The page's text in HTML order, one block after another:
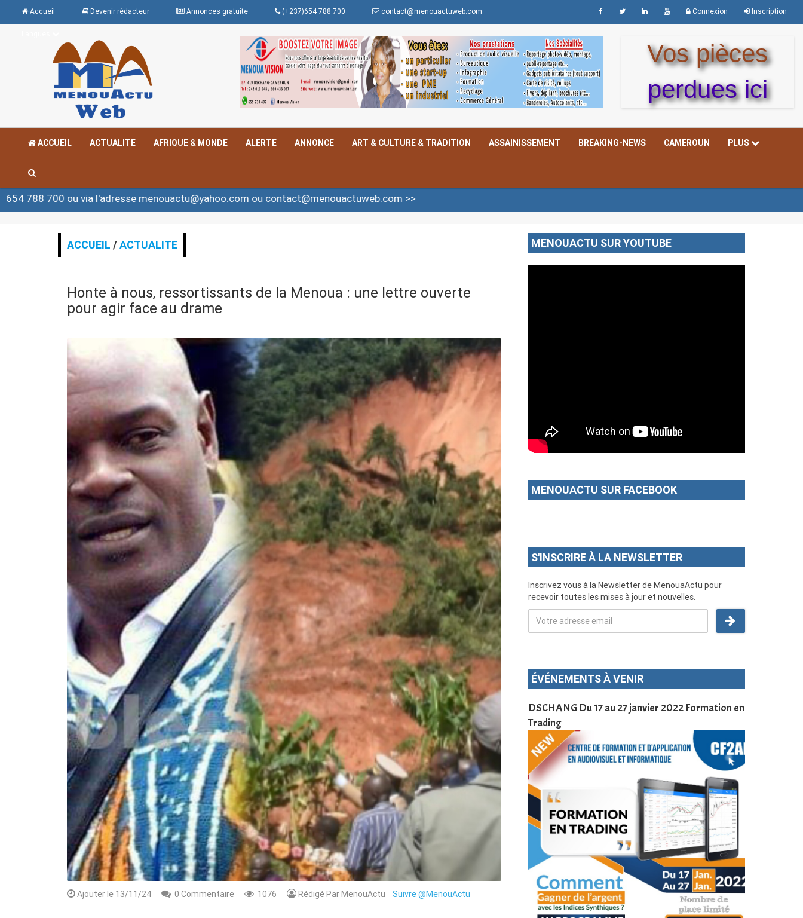
Accueil Devenir rédacteur Annonces gratuite (+237)654 788 700 contact@menouactuweb.com Connexion Inscription
Vos pièces
perdues ici
ACCUEIL ACTUALITE AFRIQUE & MONDE ALERTE ANNONCE ART & CULTURE & TRADITION ASSAINISSEMENT BREAKING-NEWS CAMEROUN PLUS
via l'adresse menouactu@yahoo.com ou contact@menouactuweb.com >>
ACCUEIL /ACTUALITE
Honte à nous, ressortissants de la Menoua : une lettre ouverte
pour agir face au drame
Ajouter le 13/11/24 0 Commentaire 1076 Rédigé Par MenouActuSuivre @MenouActu
MENOUACTU SUR YOUTUBE
MENOUACTU SUR FACEBOOK
S'INSCRIRE À LA NEWSLETTER
Inscrivez vous à la Newsletter de MenouaActu pour
recevoir toutes les mises à jour et nouvelles.
ÉVÉNEMENTS À VENIR
Rendez-vous le 10 Octobre avec GESPROS pour
une formation de qualité, un métier
Devenez infographiste professionnel en 10 jours
de formation pratique. Dschang du 17 au 27
janvier 2022
DSCHANG Du 17 au 27 janvier 2022 Formation en
Trading
Cameroun